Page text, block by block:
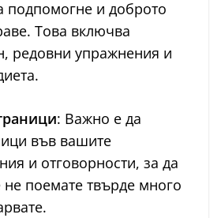
подпомогне и доброто
Това включва
редовни упражнения и
: Важно е да
във вашите
и отговорности, за да
не поемате твърде много